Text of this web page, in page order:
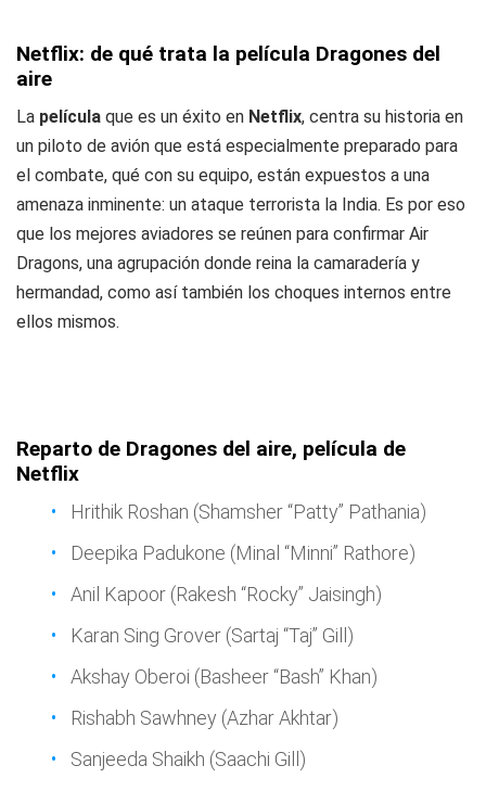
Netflix: de qué trata la película Dragones del
aire
La película que es un éxito en Netflix, centra su historia en
un piloto de avión que está especialmente preparado para
el combate, qué con su equipo, están expuestos a una
amenaza inminente: un ataque terrorista la India. Es por eso
que los mejores aviadores se reúnen para confirmar Air
Dragons, una agrupación donde reina la camaradería y
hermandad, como así también los choques internos entre
ellos mismos.
Reparto de Dragones del aire, película de
Netflix
Hrithik Roshan (Shamsher “Patty” Pathania)
Deepika Padukone (Minal “Minni” Rathore)
Anil Kapoor (Rakesh “Rocky” Jaisingh)
Karan Sing Grover (Sartaj “Taj” Gill)
Akshay Oberoi (Basheer “Bash” Khan)
Rishabh Sawhney (Azhar Akhtar)
Sanjeeda Shaikh (Saachi Gill)